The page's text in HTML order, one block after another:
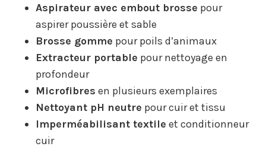
Aspirateur avec embout brosse pour
aspirer poussière et sable
Brosse gomme pour poils d’animaux
Extracteur portable pour nettoyage en
profondeur
Microfibres en plusieurs exemplaires
Nettoyant pH neutre pour cuir et tissu
Imperméabilisant textile et conditionneur
cuir